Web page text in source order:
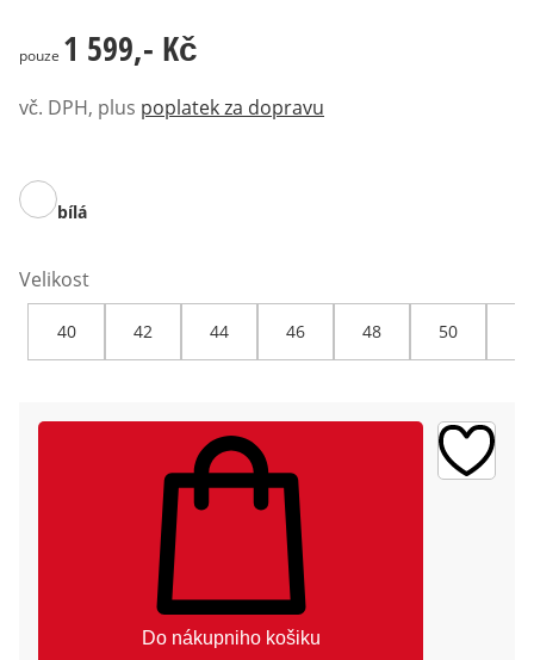
1 599,- Kč
pouze 1 599,- Kč
vč. DPH, plus poplatek za dopravu
bílá
Velikost
40 42 44 46 48 50
Do nákupniho košiku